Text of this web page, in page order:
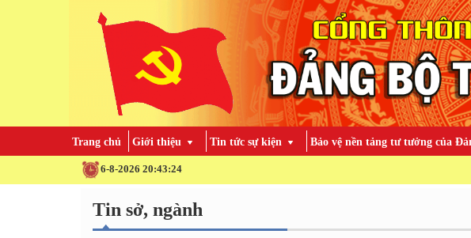
Trang chủ Giới thiệu Tin tức sự kiện Bảo vệ nền tảng tư tưởng của
6-8-2026 20:43:26
Tin sở, ngành